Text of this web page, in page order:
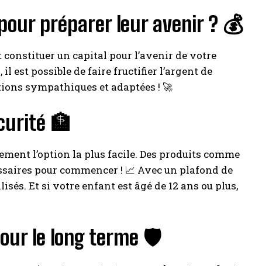
préparer leur avenir ? 💰
constituer un capital pour l’avenir de votre
il est possible de faire fructifier l’argent de
sympathiques et adaptées ! 🚀
🏦
l’option la plus facile. Des produits comme
pour commencer ! 📈 Avec un plafond de
Et si votre enfant est âgé de 12 ans ou plus,
le long terme 🛡️